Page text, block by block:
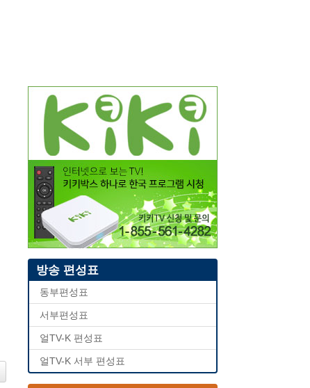
방송 편성표
동부편성표
서부편성표
얼TV-K 편성표
얼TV-K 서부 편성표